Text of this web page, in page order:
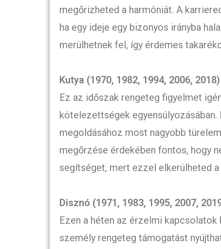
megőrizheted a harmóniát. A
ha egy ideje egy bizonyos irányba
merülhetnek fel, így érdemes
Kutya (1970, 1982, 1994, 2006, 2018)
Ez az időszak rengeteg figyelmet
kötelezettségek
megoldásához most nagyobb
megőrzése érdekében fontos, hogy
segítséget, mert ezzel elkerülheted
Disznó (1971, 1983, 1995, 2007,
Ezen a héten az érzelmi kapcsolatok
személy rengeteg támogatást